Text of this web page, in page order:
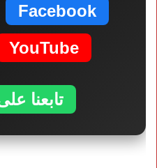
Facebook
YouTube
تابعنا